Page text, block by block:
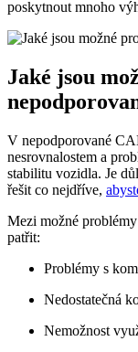
poskytnout mnoho
Jaké jsou
V nepodporované
nesrovnalostem a
stabilitu vozidla. Je‍
řešit co nejdříve,
Mezi možné
patřit:
Problémy s
Nedostatečná
Nemožnost